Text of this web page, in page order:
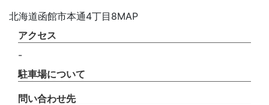
北海道函館市本通4丁目8MAP
アクセス
-
駐車場について
問い合わせ先